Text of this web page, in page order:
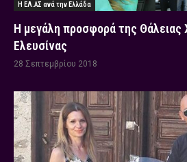
Η ΕΛ.ΑΣ ανά την Ελλάδα
Η μεγάλη προσφορά της
Ελευσίνας
28 Σεπτεμβρίου 2018